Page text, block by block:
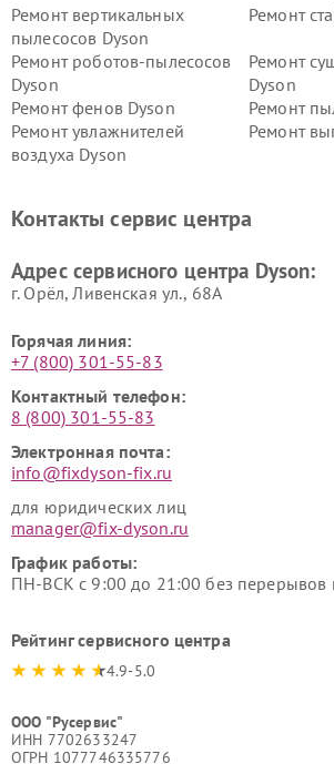
Ремонт вертикальных
пылесосов Dyson
Ремонт
Ремонт роботов-пылесосов
Dyson
Ремонт
Dyson
Ремонт фенов Dyson
Ремонт
Ремонт увлажнителей
воздуха Dyson
Ремонт
Контакты сервис центра
Адрес сервисного центра Dyson:
г. Орёл, Ливенская ул., 68А
Горячая линия:
+7 (800) 301-55-83
Контактный телефон:
8 (800) 301-55-83
Электронная почта:
info@fixdyson-fix.ru
для юридических лиц
manager@fix-dyson.ru
График работы:
ПН-ВСК с 9:00 до 21:00 без
Рейтинг сервисного центра
4.9-5.0
ООО "Русервис"
ИНН 7702633247
ОГРН 1077746335776